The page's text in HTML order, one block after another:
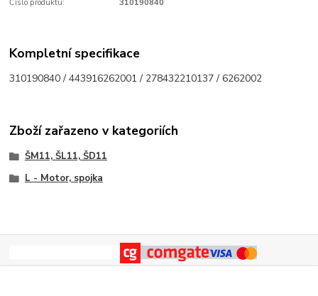
Číslo produktu: 310190840
Kompletní specifikace
310190840 / 443916262001 / 278432210137 / 6262002
Zboží zařazeno v kategoriích
ŠM11, ŠL11, ŠD11
L - Motor, spojka